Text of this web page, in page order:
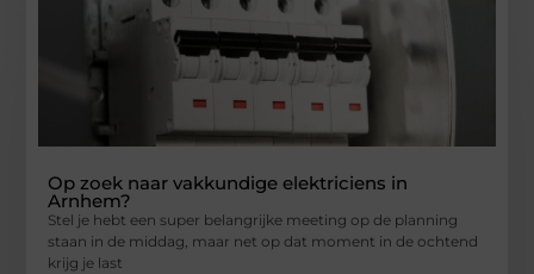
Op zoek naar vakkundige elektriciens in
Arnhem?
Stel je hebt een super belangrijke meeting op de planning
staan in de middag, maar net op dat moment in de ochtend
krijg je last